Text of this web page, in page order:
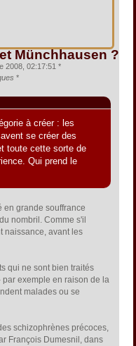
Münchhausen ?
2008, 02:17:51 *
*
à créer : les
se créer des
toute cette sorte de
Qui prend le
en grande souffrance
nombril. Comme s'il
naissance, avant les
qui ne sont bien traités
exemple en raison de la
malades ou se
schizophrènes précoces,
François Dumesnil, dans